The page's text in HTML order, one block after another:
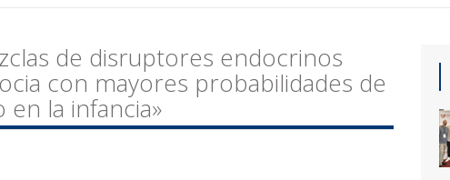
de disruptores endocrinos
con mayores probabilidades de
la infancia»